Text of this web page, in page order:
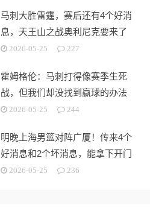
马刺大胜雷霆，赛后还有4个好消
息，天王山之战奥利尼克要来了
2026-05-25 227
霍姆格伦：马刺打得像赛季生死
战，但我们却没找到赢球的办法
2026-05-25 244
明晚上海男篮对阵广厦！传来4个
好消息和2个坏消息，能拿下开门
红2026-05-25 236